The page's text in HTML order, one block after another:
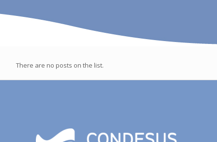
There are no posts on the list.